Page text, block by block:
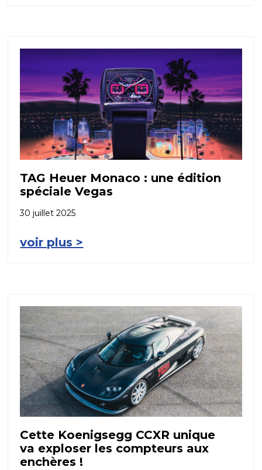
TAG Heuer Monaco : une édition
spéciale Vegas
30 juillet 2025
voir plus >
Cette Koenigsegg CCXR unique
va exploser les compteurs aux
enchères !